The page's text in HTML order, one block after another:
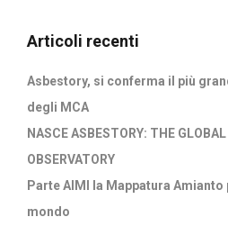
Articoli recenti
Asbestory, si conferma il più
degli MCA
NASCE ASBESTORY: THE
OBSERVATORY
Parte AIMI la Mappatura Amianto
mondo